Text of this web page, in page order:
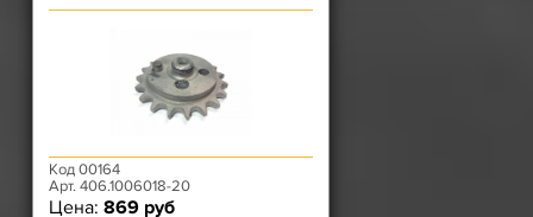
ЗМЗ-406
Код 00164
Арт. 406.1006018-20
Цена: 869 руб